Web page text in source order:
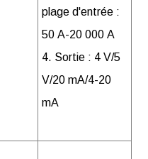
plage d'entrée :
50 A-20 000 A
4. Sortie : 4 V/5
V/20 mA/4-20
mA